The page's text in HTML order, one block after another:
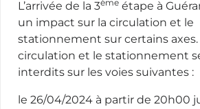
L’arrivée de la 3èmeétape à
un impact sur la circulation et le
stationnement sur certains axes.
circulation et le stationnement
interdits sur les voies suivantes :
le 26/04/2024 à partir de 20h00